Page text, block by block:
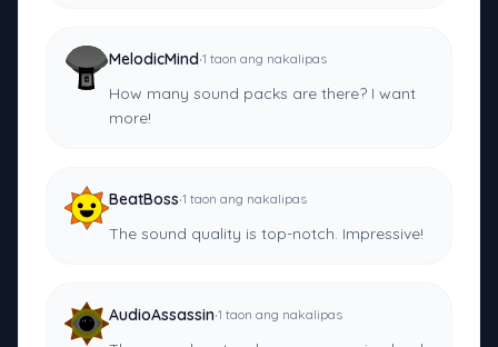
MelodicMind·1 taon ang nakalipas
How many sound packs are there? I want
more!
BeatBoss·1 taon ang nakalipas
The sound quality is top-notch. Impressive!
AudioAssassin·1 taon ang nakalipas